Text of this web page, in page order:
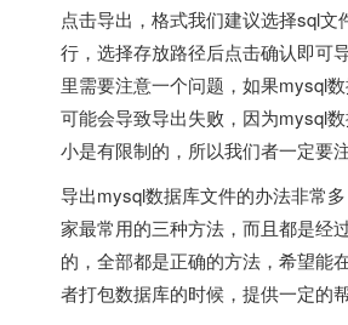
点击导出，格式我们建议选择sql文
行，选择存放路径后点击确认即可
里需要注意一个问题，如果mysql数
可能会导致导出失败，因为mysql
小是有限制的，所以我们者一定要注
导出mysql数据库文件的办法非常
家最常用的三种方法，而且都是经
的，全部都是正确的方法，希望能
者打包数据库的时候，提供一定的帮